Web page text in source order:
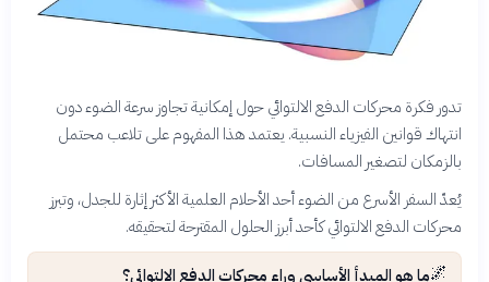
تدور فكرة محركات الدفع الالتوائي حول إمكانية تجاوز سرعة الضوء دون
انتهاك قوانين الفيزياء النسبية. يعتمد هذا المفهوم على تلاعب محتمل
بالزمكان لتصغير المسافات.
يُعدّ السفر الأسرع من الضوء أحد الأحلام العلمية الأكثر إثارة للجدل، وتبرز
محركات الدفع الالتوائي كأحد أبرز الحلول المقترحة لتحقيقه.
🌌ما هو المبدأ الأساسي وراء محركات الدفع الالتوائي؟